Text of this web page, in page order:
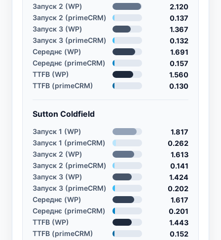
Запуск 2 (WP)
2.120
Запуск 2 (primeCRM)
0.137
Запуск 3 (WP)
1.367
Запуск 3 (primeCRM)
0.132
Середнє (WP)
1.691
Середнє (primeCRM)
0.157
TTFB (WP)
1.560
TTFB (primeCRM)
0.130
Sutton Coldfield
Запуск 1 (WP)
1.817
Запуск 1 (primeCRM)
0.262
Запуск 2 (WP)
1.613
Запуск 2 (primeCRM)
0.141
Запуск 3 (WP)
1.424
Запуск 3 (primeCRM)
0.202
Середнє (WP)
1.617
Середнє (primeCRM)
0.201
TTFB (WP)
1.443
TTFB (primeCRM)
0.152